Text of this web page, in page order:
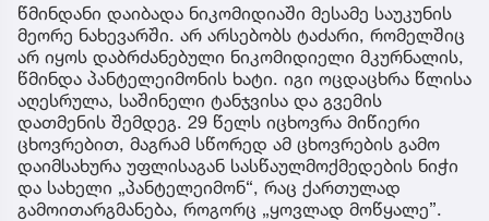
წმინდანი დაიბადა ნიკომიდიაში მესამე საუკუნის
მეორე ნახევარში. არ არსებობს ტაძარი, რომელშიც
არ იყოს დაბრძანებული ნიკომიდიელი მკურნალის,
წმინდა პანტელეიმონის ხატი. იგი ოცდაცხრა წლისა
აღესრულა, საშინელი ტანჯვისა და გვემის
დათმენის შემდეგ. 29 წელს იცხოვრა მიწიერი
ცხოვრებით, მაგრამ სწორედ ამ ცხოვრების გამო
დაიმსახურა უფლისაგან სასწაულმოქმედების ნიჭი
და სახელი „პანტელეიმონ“, რაც ქართულად
გამოითარგმანება, როგორც „ყოვლად მოწყალე”.